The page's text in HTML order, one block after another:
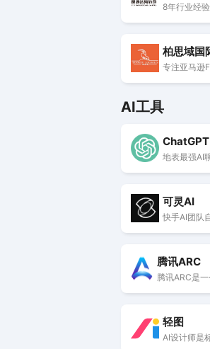
AI工具
ChatGPT
可灵AI
腾讯ARC
轻图